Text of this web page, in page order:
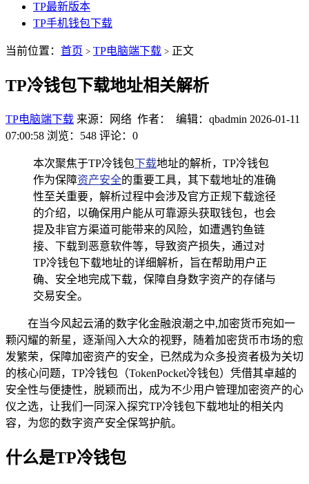
TP最新版本
TP手机钱包下载
当前位置： 首页 > TP电脑端下载 > 正文
TP冷钱包下载地址相关解析
TP电脑端下载 来源：网络 作者： 编辑：qbadmin 2026-01-11
07:00:58 浏览：548 评论：0
本次聚焦于TP冷钱包下载地址的解析，TP冷钱包
作为保障资产安全的重要工具，其下载地址的准确
性至关重要，解析过程中会涉及官方正规下载途径
的介绍，以确保用户能从可靠源头获取钱包，也会
提及非官方渠道可能带来的风险，如遭遇钓鱼链
接、下载到恶意软件等，导致资产损失，通过对
TP冷钱包下载地址的详细解析，旨在帮助用户正
确、安全地完成下载，保障自身数字资产的存储与
交易安全。
在当今风起云涌的数字化金融浪潮之中,加密货币宛如一
颗闪耀的新星，逐渐闯入大众的视野，随着加密货币市场的愈
发繁荣，保障加密资产的安全，已然成为众多投资者极为关切
的核心问题，TP冷钱包（TokenPocket冷钱包）凭借其卓越的
安全性与便捷性，脱颖而出，成为不少用户管理加密资产的心
仪之选，让我们一同深入探究TP冷钱包下载地址的相关内
容，为您的数字资产安全保驾护航。
什么是TP冷钱包